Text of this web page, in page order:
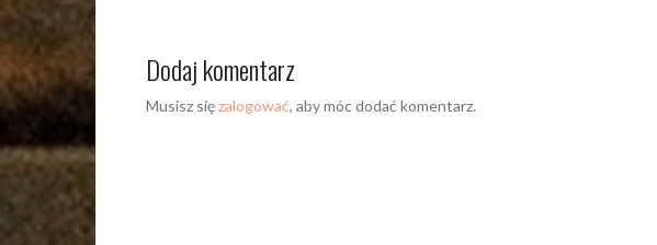
Dodaj komentarz
Musisz sięzalogować, aby móc dodać komentarz.